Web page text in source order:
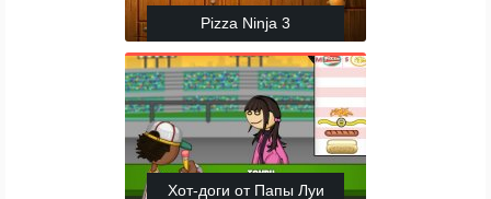
Pizza Ninja 3
Хот-доги от Папы Луи